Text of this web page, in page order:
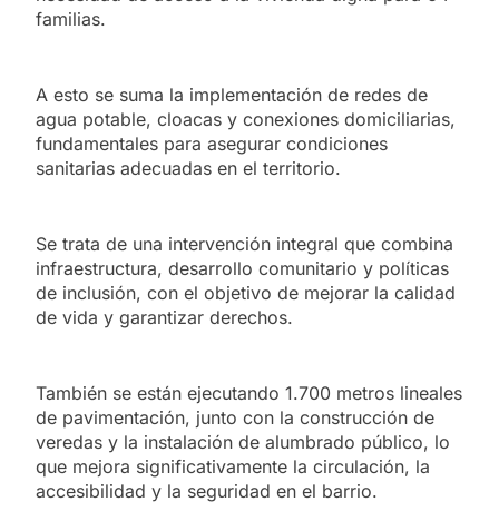
familias.
A esto se suma la implementación de redes de
agua potable, cloacas y conexiones domiciliarias,
fundamentales para asegurar condiciones
sanitarias adecuadas en el territorio.
Se trata de una intervención integral que combina
infraestructura, desarrollo comunitario y políticas
de inclusión, con el objetivo de mejorar la calidad
de vida y garantizar derechos.
También se están ejecutando 1.700 metros lineales
de pavimentación, junto con la construcción de
veredas y la instalación de alumbrado público, lo
que mejora significativamente la circulación, la
accesibilidad y la seguridad en el barrio.